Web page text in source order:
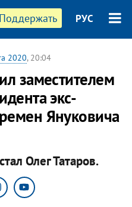
Поддержать РУС
2020, 20:04
заместителем
экс-
Януковича
Олег Татаров.